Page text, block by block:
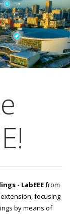
- LabEEEfrom
focusing
by means of